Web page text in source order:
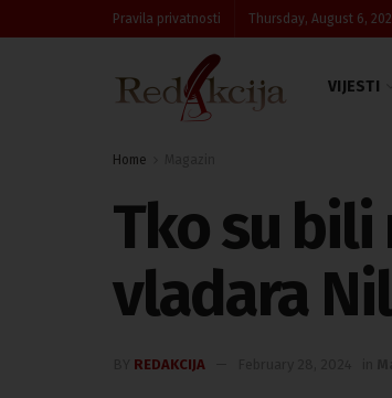
Pravila privatnosti Thursday, August 6,
VIJESTI
Home
Tko su
vladara
REDAKCIJA